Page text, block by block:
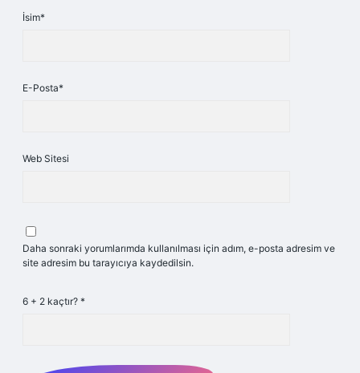
İsim*
E-Posta*
Web Sitesi
Daha sonraki yorumlarımda kullanılması için adım, e-posta adresim ve
site adresim bu tarayıcıya kaydedilsin.
6 + 2 kaçtır? *